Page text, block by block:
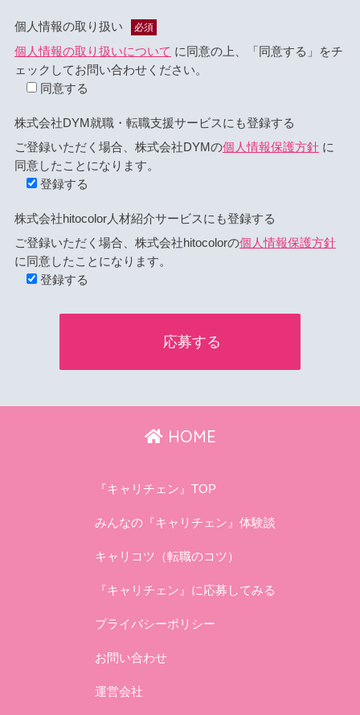
個人情報の取り扱い 必須
個人情報の取り扱いについて に同意の上、「同意する」をチ
ェックしてお問い合わせください。
同意する
株式会社DYM就職・転職支援サービスにも登録する
ご登録いただく場合、株式会社DYMの個人情報保護方針に
同意したことになります。
登録する
株式会社hitocolor人材紹介サービスにも登録する
ご登録いただく場合、株式会社hitocolorの個人情報保護方針
に同意したことになります。
登録する
HOME
『キャリチェン』TOP
みんなの『キャリチェン』体験談
キャリコツ（転職のコツ）
『キャリチェン』に応募してみる
プライバシーポリシー
お問い合わせ
運営会社